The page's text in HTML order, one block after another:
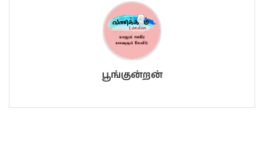
பூங்குன்றன்